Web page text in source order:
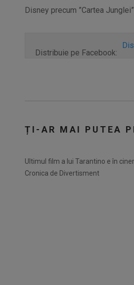
Disney precum ”Cartea
Distribuie pe Facebook:
ȚI-AR MAI PUTEA
Ultimul film a lui Tarantino e în
Cronica de Divertisment